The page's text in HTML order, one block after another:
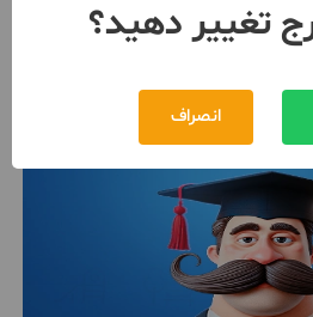
تغییر دهید؟
انصراف